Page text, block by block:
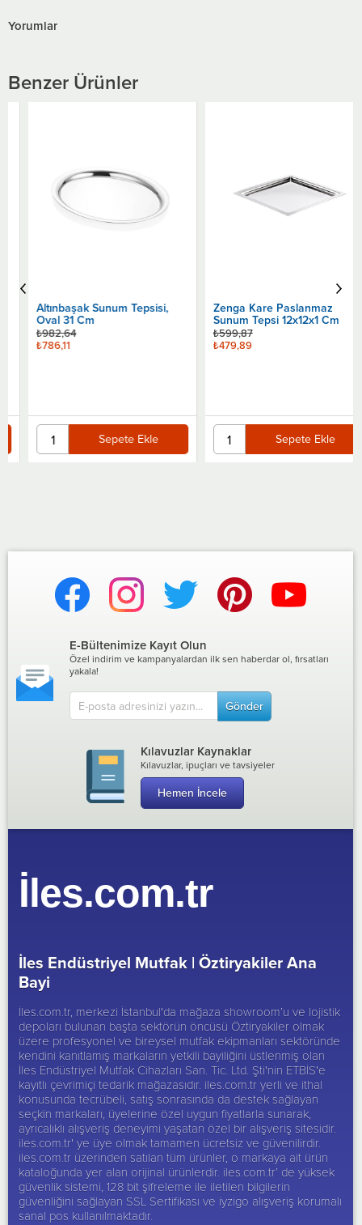
Yorumlar
Benzer Ürünler
Altınbaşak Sunum Tepsisi,
Oval 31 Cm
₺786,11
₺982,64
Sepete Ekle
Zenga Kare Paslanmaz
Sunum Tepsi 12x12x1 Cm
₺479,89
₺599,87
Sepete Ekle
E-Bültenimize Kayıt Olun
Özel indirim ve kampanyalardan ilk sen haberdar ol, fırsatları
yakala!
Gönder
Kılavuzlar Kaynaklar
Kılavuzlar, ipuçları ve tavsiyeler
Hemen İncele
İles.com.tr
İles Endüstriyel Mutfak | Öztiryakiler Ana
Bayi
İles.com.tr, merkezi İstanbul'da mağaza showroom’u ve lojistik
depoları bulunan başta sektörün öncüsü Öztiryakilerolmak
üzere profesyonel ve bireysel mutfak ekipmanları sektöründe
kendini kanıtlamış markaların yetkili bayiliğini üstlenmiş olan
İles Endüstriyel Mutfak Cihazları San. Tic. Ltd. Şti'nin ETBİS'e
kayıtlı çevrimiçi tedarik mağazasıdır. iles.com.tr yerli ve ithal
konusunda tecrübeli, satış sonrasında da destek sağlayan
seçkin markaları, üyelerine özel uygun fiyatlarla sunarak,
ayrıcalıklı alışveriş deneyimi yaşatan özel bir alışveriş sitesidir.
iles.com.tr' ye üye olmak tamamen ücretsiz ve güvenilirdir.
iles.com.tr üzerinden satılan tüm ürünler, o markaya ait ürün
kataloğunda yer alan orijinal ürünlerdir. iles.com.tr’ de yüksek
güvenlik sistemi, 128 bit şifreleme ile iletilen bilgilerin
güvenliğini sağlayan SSL Sertifikası ve iyzigo alışveriş korumalı
sanal pos kullanılmaktadır.